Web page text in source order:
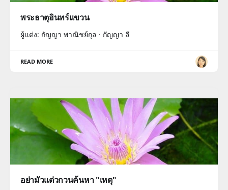
พระธาตุอินทร์แขวน
ผู้แต่ง: กัญญา พาณิชย์กุล · กัญญา ลี
READ MORE
อย่ามัวแต่วกวนค้นหา "เหตุ"